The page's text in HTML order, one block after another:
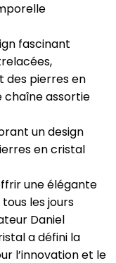
fascinant
des pierres en
chaîne assortie
un design
en cristal
une élégante
les jours
Daniel
a défini la
l’innovation et le